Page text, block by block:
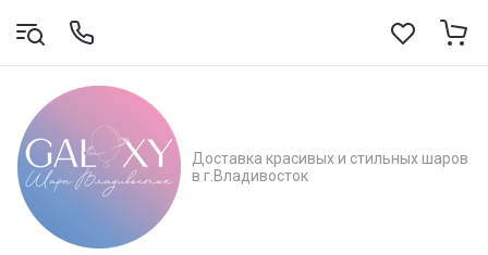
Доставка красивых и стильных шаров
в г.Владивосток